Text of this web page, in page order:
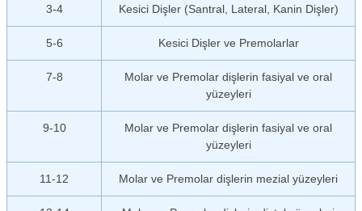
3-4 Kesici Dişler (Santral, Lateral, Kanin Dişler)
5-6 Kesici Dişler ve Premolarlar
7-8
Molar ve Premolar dişlerin fasiyal ve oral
yüzeyleri
9-10
Molar ve Premolar dişlerin fasiyal ve oral
yüzeyleri
11-12 Molar ve Premolar dişlerin mezial yüzeyleri